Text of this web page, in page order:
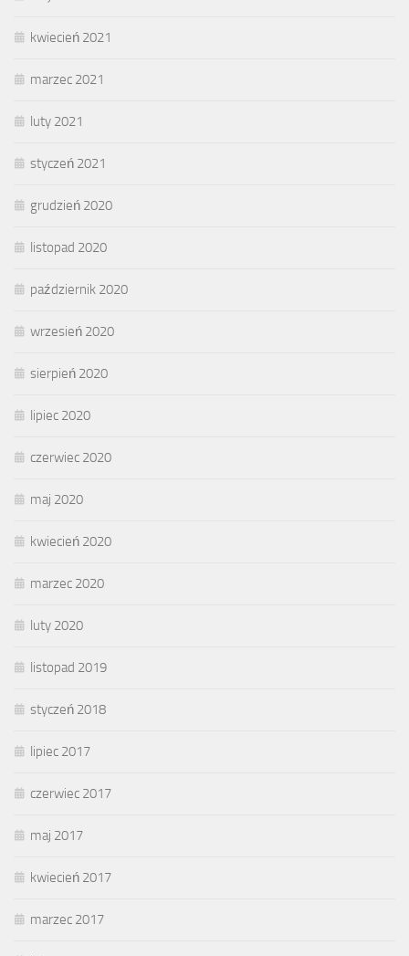
kwiecień 2021
marzec 2021
luty 2021
styczeń 2021
grudzień 2020
listopad 2020
październik 2020
wrzesień 2020
sierpień 2020
lipiec 2020
czerwiec 2020
maj 2020
kwiecień 2020
marzec 2020
luty 2020
listopad 2019
styczeń 2018
lipiec 2017
czerwiec 2017
maj 2017
kwiecień 2017
marzec 2017